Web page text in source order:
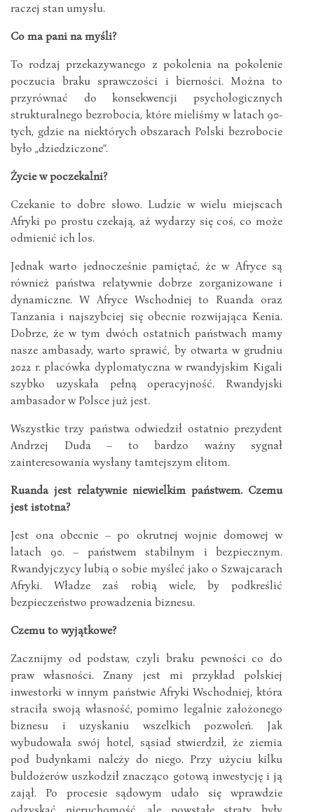
raczej stan umysłu.
Co ma pani na myśli?
To rodzaj przekazywanego z pokolenia na pokolenie
poczucia braku sprawczości i bierności. Można to
przyrównać do konsekwencji psychologicznych
strukturalnego bezrobocia, które mieliśmy w latach 90-
tych, gdzie na niektórych obszarach Polski bezrobocie
było „dziedziczone”.
Życie w poczekalni?
Czekanie to dobre słowo. Ludzie w wielu miejscach
Afryki po prostu czekają, aż wydarzy się coś, co może
odmienić ich los.
Jednak warto jednocześnie pamiętać, że w Afryce są
również państwa relatywnie dobrze zorganizowane i
dynamiczne. W Afryce Wschodniej to Ruanda oraz
Tanzania i najszybciej się obecnie rozwijająca Kenia.
Dobrze, że w tym dwóch ostatnich państwach mamy
nasze ambasady, warto sprawić, by otwarta w grudniu
2022 r. placówka dyplomatyczna w rwandyjskim Kigali
szybko uzyskała pełną operacyjność. Rwandyjski
ambasador w Polsce już jest.
Wszystkie trzy państwa odwiedził ostatnio prezydent
Andrzej Duda – to bardzo ważny sygnał
zainteresowania wysłany tamtejszym elitom.
Ruanda jest relatywnie niewielkim państwem. Czemu
jest istotna?
Jest ona obecnie – po okrutnej wojnie domowej w
latach 90. – państwem stabilnym i bezpiecznym.
Rwandyjczycy lubią o sobie myśleć jako o Szwajcarach
Afryki. Władze zaś robią wiele, by podkreślić
bezpieczeństwo prowadzenia biznesu.
Czemu to wyjątkowe?
Zacznijmy od podstaw, czyli braku pewności co do
praw własności. Znany jest mi przykład polskiej
inwestorki w innym państwie Afryki Wschodniej, która
straciła swoją własność, pomimo legalnie założonego
biznesu i uzyskaniu wszelkich pozwoleń. Jak
wybudowała swój hotel, sąsiad stwierdził, że ziemia
pod budynkami należy do niego. Przy użyciu kilku
buldożerów uszkodził znacząco gotową inwestycję i ją
zajął. Po procesie sądowym udało się wprawdzie
odzyskać nieruchomość, ale powstałe straty były